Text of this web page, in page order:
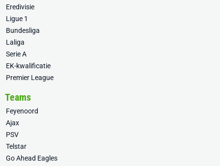
Eredivisie
Ligue 1
Bundesliga
Laliga
Serie A
EK-kwalificatie
Premier League
Teams
Feyenoord
Ajax
PSV
Telstar
Go Ahead Eagles